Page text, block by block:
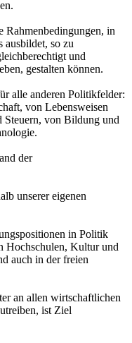
Rahmenbedingungen, in
ausbildet, so zu
und
gestalten können.
alle anderen Politikfelder:
von Lebensweisen
Steuern, von Bildung und
der
unserer eigenen
in Politik
Hochschulen, Kultur und
auch in der freien
an allen wirtschaftlichen
ist Ziel